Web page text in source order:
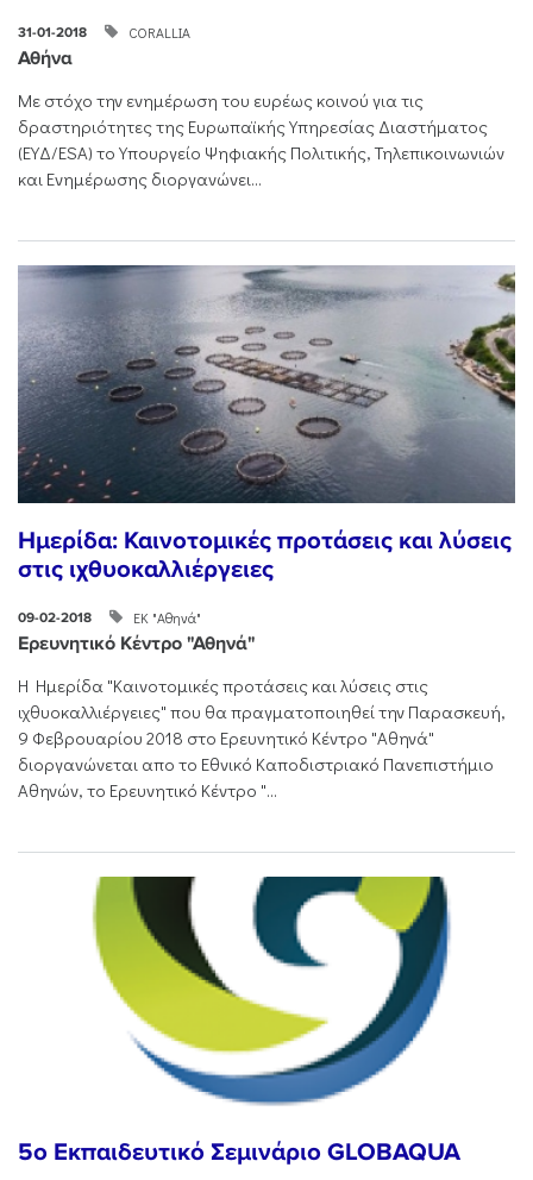
31-01-2018 CORALLIA
Αθήνα
Με στόχο την ενημέρωση του ευρέως κοινού για τις
δραστηριότητες της Ευρωπαϊκής Υπηρεσίας Διαστήματος
(ΕΥΔ/ESA) το Υπουργείο Ψηφιακής Πολιτικής, Τηλεπικοινωνιών
και Ενημέρωσης διοργανώνει...
Ημερίδα: Καινοτομικές προτάσεις και λύσεις
στις ιχθυοκαλλιέργειες
09-02-2018 ΕΚ "Αθηνά"
Ερευνητικό Κέντρο "Αθηνά"
H Hμερίδα "Καινοτομικές προτάσεις και λύσεις στις
ιχθυοκαλλιέργειες" που θα πραγματοποιηθεί την Παρασκευή,
9 Φεβρουαρίου 2018 στο Ερευνητικό Κέντρο "Αθηνά"
διοργανώνεται απο το Εθνικό Καποδιστριακό Πανεπιστήμιο
Αθηνών, το Ερευνητικό Κέντρο "...
5o Εκπαιδευτικό Σεμινάριο GLOBAQUA